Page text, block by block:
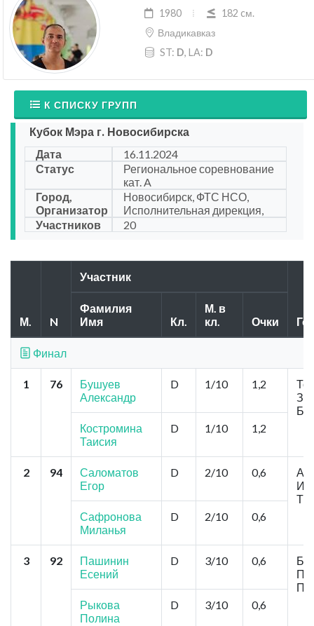
1980
182 cм.
Владикавказ
ST: D, LA: D
К СПИСКУ ГРУПП
Кубок Мэра г. Новосибирска
Дата
16.11.2024
Статус
Региональное соревнование
кат. A
Город,
Организатор
Новосибирск, ФТС НСО,
Исполнительная дирекция,
Участников
20
М. N
Участник
Фамилия
Имя
Кл.
М. в
кл.
Очки
Финал
1 76
Бушуев
Александр
D 1/10 1,2
Костромина
Таисия
D 1/10 1,2
2 94
Саломатов
Егор
D 2/10 0,6
Сафронова
Миланья
D 2/10 0,6
3 92
Пашинин
Есений
D 3/10 0,6
Рыкова
Полина
D 3/10 0,6